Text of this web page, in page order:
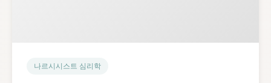
나르시시스트 심리학